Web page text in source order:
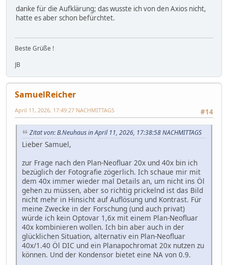
danke für die Aufklärung; das wusste ich von den Axios nicht,
hatte es aber schon befürchtet.
Beste Grüße !
JB
SamuelReicher
#14
April 11, 2026, 17:49:27 NACHMITTAGS
Zitat von: B.Neuhaus in April 11, 2026, 17:38:58 NACHMITTAGS
Lieber Samuel,
zur Frage nach den Plan-Neofluar 20x und 40x bin ich
bezüglich der Fotografie zögerlich. Ich schaue mir mit
dem 40x immer wieder mal Details an, um nicht ins Öl
gehen zu müssen, aber so richtig prickelnd ist das Bild
nicht mehr in Hinsicht auf Auflösung und Kontrast. Für
meine Zwecke in der Forschung (und auch privat)
würde ich kein Optovar 1,6x mit einem Plan-Neofluar
40x kombinieren wollen. Ich bin aber auch in der
glücklichen Situation, alternativ ein Plan-Neofluar
40x/1.40 Öl DIC und ein Planapochromat 20x nutzen zu
können. Und der Kondensor bietet eine NA von 0.9.